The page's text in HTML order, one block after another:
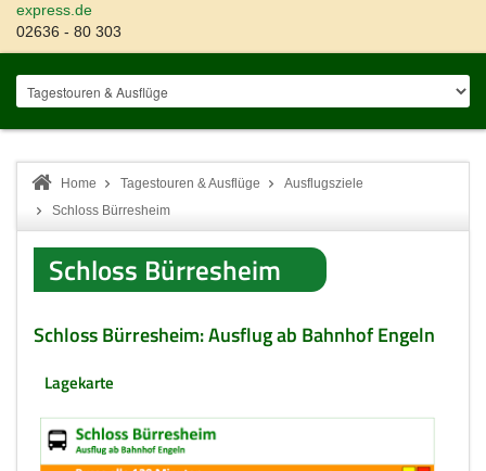
express.de
02636 - 80 303
Home Tagestouren & Ausflüge
Ausflugsziele
Schloss Bürresheim
Schloss Bürresheim
Schloss Bürresheim: Ausflug ab Bahnhof Engeln
Lagekarte